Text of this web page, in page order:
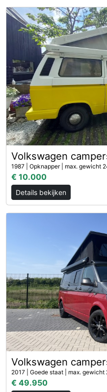
Volkswagen
1987 | Opknapper | max. gewicht
€ 10.000
Details bekijken
Volkswagen
2017 | Goede staat | max.
€ 49.950